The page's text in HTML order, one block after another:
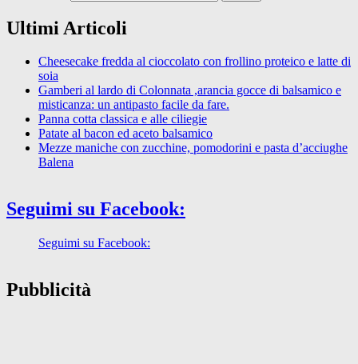
Ultimi Articoli
Cheesecake fredda al cioccolato con frollino proteico e latte di
soia
Gamberi al lardo di Colonnata ,arancia gocce di balsamico e
misticanza: un antipasto facile da fare.
Panna cotta classica e alle ciliegie
Patate al bacon ed aceto balsamico
Mezze maniche con zucchine, pomodorini e pasta d’acciughe
Balena
Seguimi su Facebook:
Seguimi su Facebook:
Pubblicità